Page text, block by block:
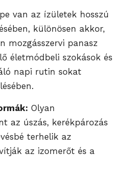
van az ízületek hosszú
különösen akkor,
mozgásszervi panasz
életmódbeli szokások és
napi rutin sokat
Olyan
az úszás, kerékpározás
terhelik az
az izomerőt és a